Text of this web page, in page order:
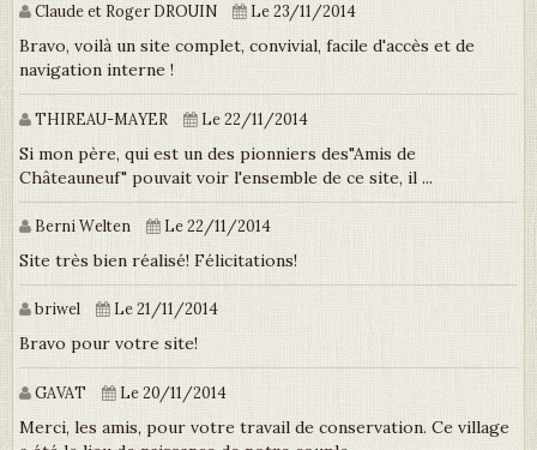
Claude et Roger DROUIN Le 23/11/2014
Bravo, voilà un site complet, convivial, facile d'accès et de
navigation interne !
THIREAU-MAYER Le 22/11/2014
Si mon père, qui est un des pionniers des"Amis de
Châteauneuf" pouvait voir l'ensemble de ce site, il ...
Berni Welten Le 22/11/2014
Site très bien réalisé! Félicitations!
briwel Le 21/11/2014
Bravo pour votre site!
GAVAT Le 20/11/2014
Merci, les amis, pour votre travail de conservation. Ce village